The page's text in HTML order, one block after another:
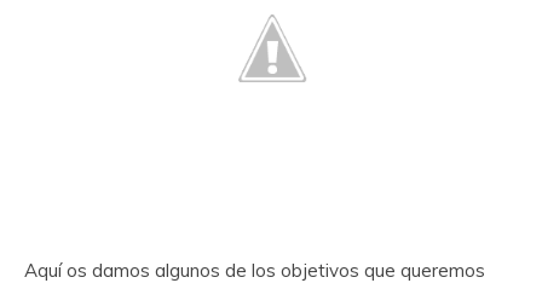
Aquí os damos algunos de los objetivos que queremos